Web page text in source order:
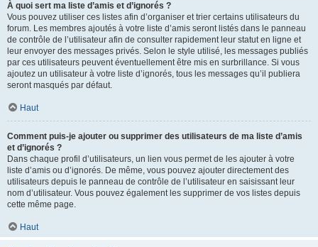
À quoi sert ma liste d’amis et d’ignorés ?
Vous pouvez utiliser ces listes afin d’organiser et trier certains utilisateurs du
forum. Les membres ajoutés à votre liste d’amis seront listés dans le panneau
de contrôle de l’utilisateur afin de consulter rapidement leur statut en ligne et
leur envoyer des messages privés. Selon le style utilisé, les messages publiés
par ces utilisateurs peuvent éventuellement être mis en surbrillance. Si vous
ajoutez un utilisateur à votre liste d’ignorés, tous les messages qu’il publiera
seront masqués par défaut.
Haut
Comment puis-je ajouter ou supprimer des utilisateurs de ma liste d’amis
et d’ignorés ?
Dans chaque profil d’utilisateurs, un lien vous permet de les ajouter à votre
liste d’amis ou d’ignorés. De même, vous pouvez ajouter directement des
utilisateurs depuis le panneau de contrôle de l’utilisateur en saisissant leur
nom d’utilisateur. Vous pouvez également les supprimer de vos listes depuis
cette même page.
Haut